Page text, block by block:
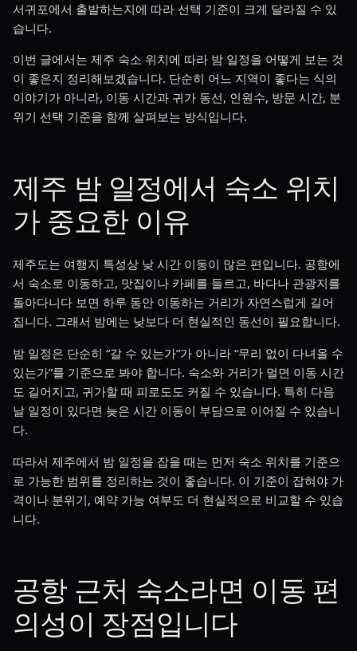
서귀포에서 출발하는지에 따라 선택 기준이 크게 달라질 수 있
습니다.
이번 글에서는 제주 숙소 위치에 따라 밤 일정을 어떻게 보는 것
이 좋은지 정리해보겠습니다. 단순히 어느 지역이 좋다는 식의
이야기가 아니라, 이동 시간과 귀가 동선, 인원수, 방문 시간, 분
위기 선택 기준을 함께 살펴보는 방식입니다.
제주 밤 일정에서 숙소 위치
가 중요한 이유
제주도는 여행지 특성상 낮 시간 이동이 많은 편입니다. 공항에
서 숙소로 이동하고, 맛집이나 카페를 들르고, 바다나 관광지를
돌아다니다 보면 하루 동안 이동하는 거리가 자연스럽게 길어
집니다. 그래서 밤에는 낮보다 더 현실적인 동선이 필요합니다.
밤 일정은 단순히 “갈 수 있는가”가 아니라 “무리 없이 다녀올 수
있는가”를 기준으로 봐야 합니다. 숙소와 거리가 멀면 이동 시간
도 길어지고, 귀가할 때 피로도도 커질 수 있습니다. 특히 다음
날 일정이 있다면 늦은 시간 이동이 부담으로 이어질 수 있습니
다.
따라서 제주에서 밤 일정을 잡을 때는 먼저 숙소 위치를 기준으
로 가능한 범위를 정리하는 것이 좋습니다. 이 기준이 잡혀야 가
격이나 분위기, 예약 가능 여부도 더 현실적으로 비교할 수 있습
니다.
공항 근처 숙소라면 이동 편
의성이 장점입니다